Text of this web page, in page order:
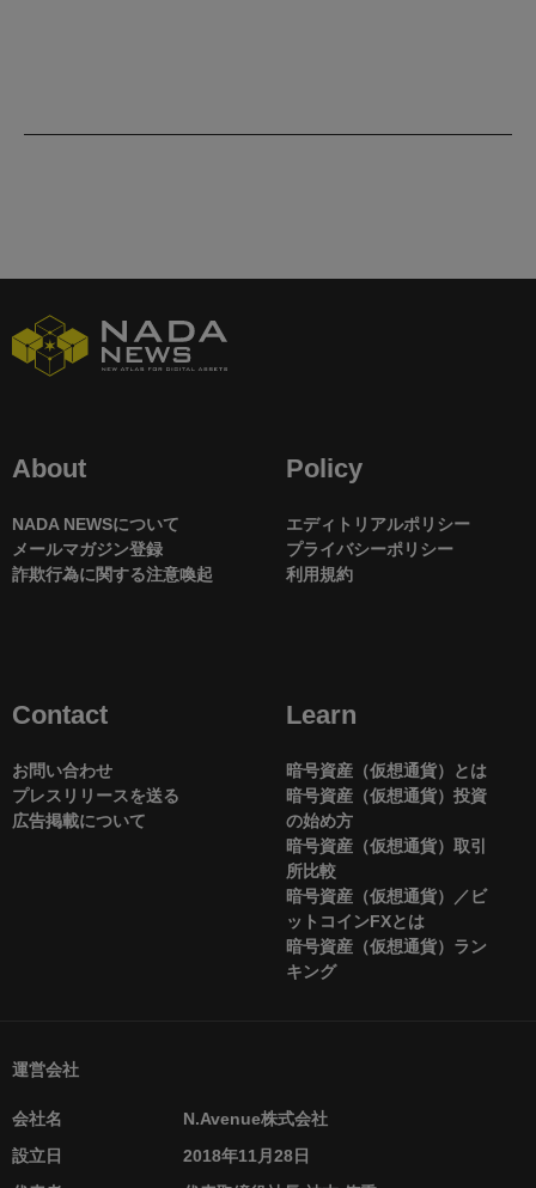
About
NADA NEWSについて
メールマガジン登録
詐欺行為に関する注意喚起
Policy
エディトリアルポリシー
プライバシーポリシー
利用規約
Contact
お問い合わせ
プレスリリースを送る
広告掲載について
Learn
暗号資産（仮想通貨）とは
暗号資産（仮想通貨）投資
の始め方
暗号資産（仮想通貨）取引
所比較
暗号資産（仮想通貨）／ビ
ットコインFXとは
暗号資産（仮想通貨）ラン
キング
運営会社
会社名
N.Avenue株式会社
設立日
2018年11月28日